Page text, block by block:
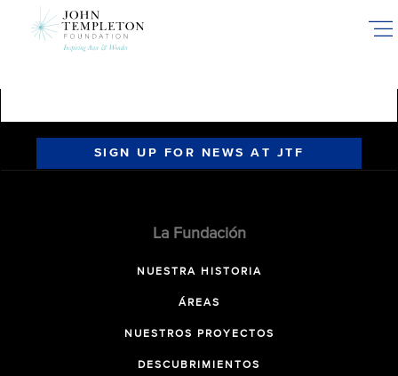
SIGN UP FOR NEWS AT JTF
La Fundación
NUESTRA HISTORIA
ÁREAS
NUESTROS PROYECTOS
DESCUBRIMIENTOS